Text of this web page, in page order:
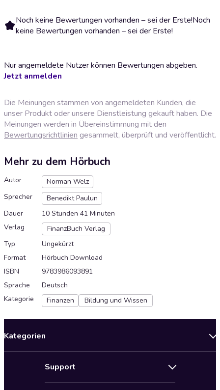
Noch keine Bewertungen vorhanden – sei der Erste!Noch
keine Bewertungen vorhanden – sei der Erste!
Nur angemeldete Nutzer können Bewertungen abgeben.
Jetzt anmelden
Die Meinungen stammen von angemeldeten Kunden, die
unser Produkt oder unsere Dienstleistung gekauft haben. Die
Meinungen werden in Übereinstimmung mit den
Bewertungsrichtlinien gesammelt, überprüft und veröffentlicht.
Mehr zu dem Hörbuch
Autor
Norman Welz
Sprecher
Benedikt Paulun
Dauer
10 Stunden 41 Minuten
Verlag
FinanzBuch Verlag
Typ
Ungekürzt
Format
Hörbuch Download
ISBN
9783986093891
Sprache
Deutsch
Kategorie
Finanzen Bildung und Wissen
Kategorien
Support